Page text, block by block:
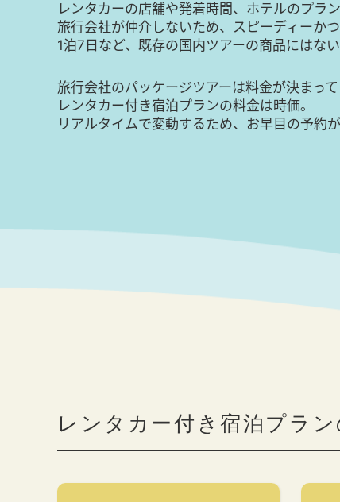
レンタカーの店舗や発着時間、ホテルのプラ
旅行会社が仲介しないため、スピーディーか
1泊7日など、既存の国内ツアーの商品にはな
旅行会社のパッケージツアーは料金が決まって
レンタカー付き宿泊プランの料金は時価。
リアルタイムで変動するため、お早目の予約
レンタカー付き宿泊プラン